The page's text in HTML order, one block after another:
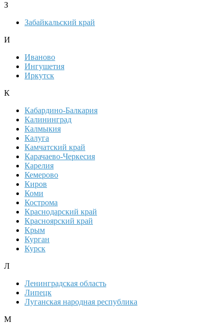
З
Забайкальский край
И
Иваново
Ингушетия
Иркутск
К
Кабардино-Балкария
Калининград
Калмыкия
Калуга
Камчатский край
Карачаево-Черкесия
Карелия
Кемерово
Киров
Коми
Кострома
Краснодарский край
Красноярский край
Крым
Курган
Курск
Л
Ленинградская область
Липецк
Луганская народная республика
М